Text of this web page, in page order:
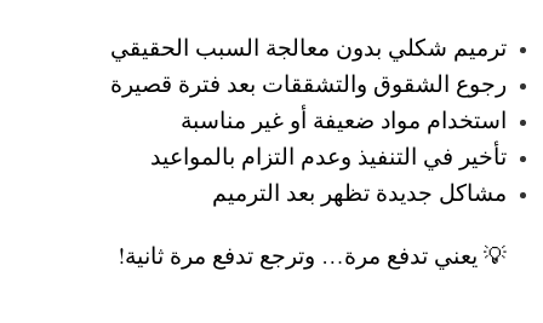
ترميم شكلي بدون معالجة السبب الحقيقي
رجوع الشقوق والتشققات بعد فترة قصيرة
استخدام مواد ضعيفة أو غير مناسبة
تأخير في التنفيذ وعدم التزام بالمواعيد
مشاكل جديدة تظهر بعد الترميم
💡 يعني تدفع مرة… وترجع تدفع مرة ثانية!